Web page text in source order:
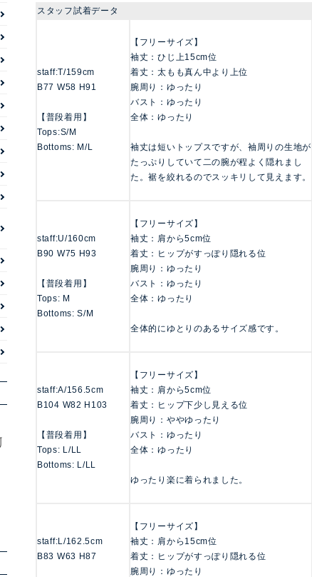
スタッフ試着データ
staff:T/159cm
B77 W58 H91
【普段着用】
Tops:S/M
Bottoms: M/L
【フリーサイズ】
袖丈：ひじ上15cm位
着丈：太もも真ん中より上位
腕周り：ゆったり
バスト：ゆったり
全体：ゆったり
袖丈は短いトップスですが、袖周りの生地が
たっぷりしていて二の腕が程よく隠れまし
た。裾を絞れるのでスッキリして見えます。
staff:U/160cm
B90 W75 H93
【普段着用】
Tops: M
Bottoms: S/M
【フリーサイズ】
袖丈：肩から5cm位
着丈：ヒップがすっぽり隠れる位
腕周り：ゆったり
バスト：ゆったり
全体：ゆったり
全体的にゆとりのあるサイズ感です。
staff:A/156.5cm
B104 W82 H103
【普段着用】
Tops: L/LL
Bottoms: L/LL
【フリーサイズ】
袖丈：肩から5cm位
着丈：ヒップ下少し見える位
腕周り：ややゆったり
バスト：ゆったり
全体：ゆったり
ゆったり楽に着られました。
staff:L/162.5cm
B83 W63 H87
【フリーサイズ】
袖丈：肩から15cm位
着丈：ヒップがすっぽり隠れる位
腕周り：ゆったり